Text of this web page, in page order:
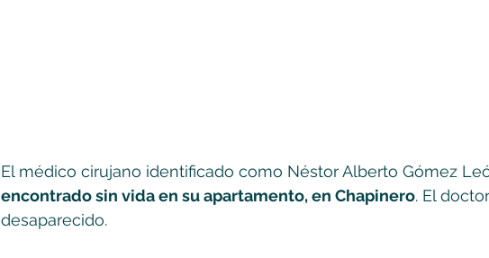
El médico cirujano identificado como Néstor Alberto Gómez
encontrado sin vida en su apartamento, en Chapinero. El
desaparecido.